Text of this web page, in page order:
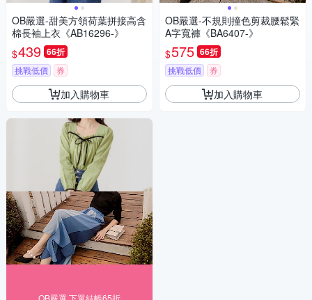
OB嚴選-甜美方領荷葉拼接高含
棉長袖上衣《AB16296-》
$439 66折
挑戰低價 券
加入購物車
OB嚴選-不規則撞色剪裁腰鬆緊
A字寬褲《BA6407-》
$575 66折
挑戰低價 券
加入購物車